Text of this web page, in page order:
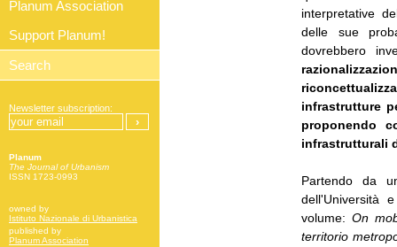
interpretative
delle sue
dovrebbero
infrastrutture
proponendo
infrastrutturali
Partendo da
dell'Università
volume:On
territorio
Planum Association
Support Planum!
Newsletter subscription:
Planum
The Journal of Urbanism
ISSN 1723-0993
owned by
Istituto Nazionale di Urbanistica
published by
Planum Association